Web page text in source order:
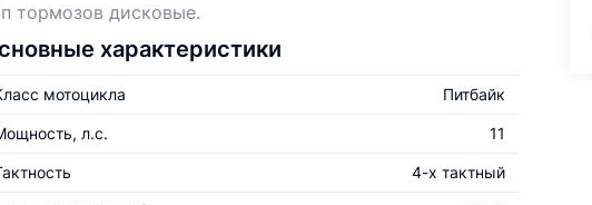
тормозов дисковые.
характеристики
мотоцикла Питбайк
л.с. 11
4-х тактный